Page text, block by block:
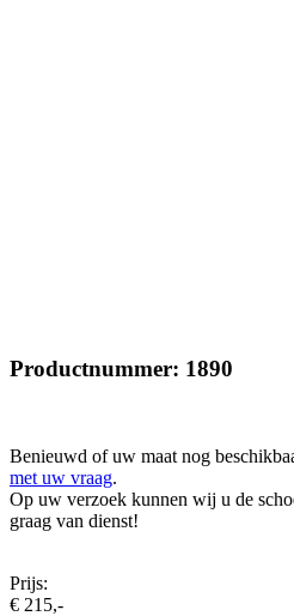
Productnummer: 1890
Benieuwd of uw maat nog
met uw vraag.
Op uw verzoek kunnen wij u de
graag van dienst!
Prijs:
€ 215,-